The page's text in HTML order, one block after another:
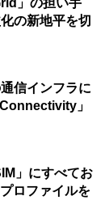
の新地平を切
信インフラに
」
」にすべてお
ロファイルを